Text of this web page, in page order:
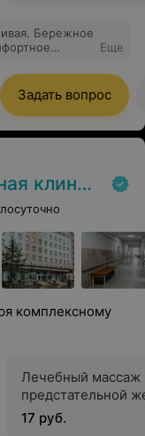
Бережное
доктору
Еще
Задать вопрос
больница
комплексному
Лечебный массаж
предстательной
17 руб.